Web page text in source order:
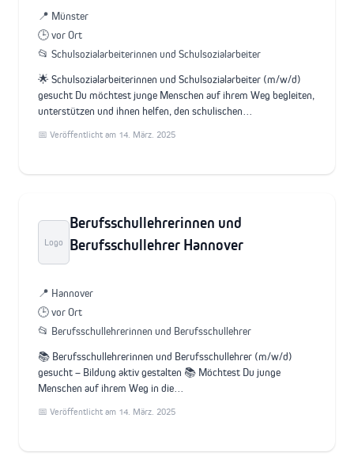
📍 Münster
🕒 vor Ort
📂 Schulsozialarbeiterinnen und Schulsozialarbeiter
🌟 Schulsozialarbeiterinnen und Schulsozialarbeiter (m/w/d)
gesucht Du möchtest junge Menschen auf ihrem Weg begleiten,
unterstützen und ihnen helfen, den schulischen…
📅 Veröffentlicht am 14. März. 2025
Logo
Berufsschullehrerinnen und
Berufsschullehrer Hannover
📍 Hannover
🕒 vor Ort
📂 Berufsschullehrerinnen und Berufsschullehrer
📚 Berufsschullehrerinnen und Berufsschullehrer (m/w/d)
gesucht – Bildung aktiv gestalten 📚 Möchtest Du junge
Menschen auf ihrem Weg in die…
📅 Veröffentlicht am 14. März. 2025